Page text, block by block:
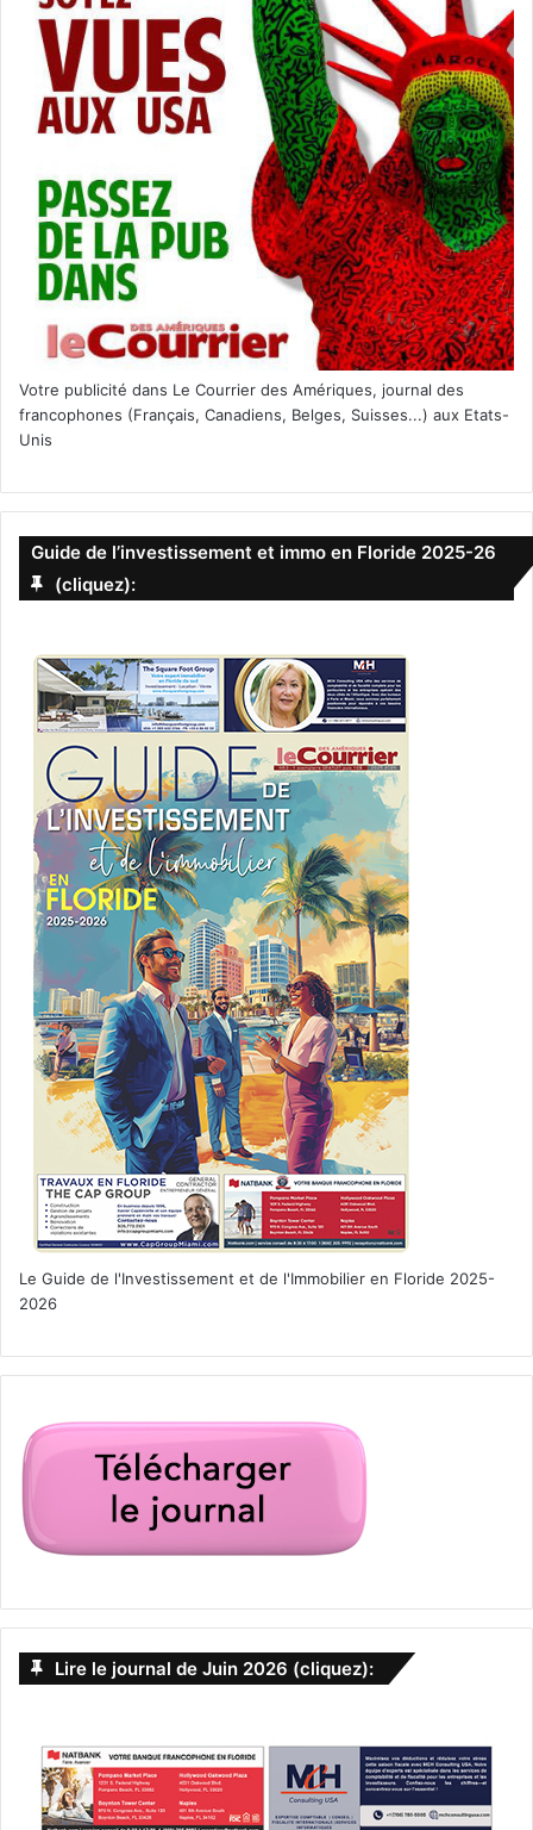
Votre publicité dans Le Courrier des Amériques, journal des
francophones (Français, Canadiens, Belges, Suisses...) aux Etats-
Unis
Guide de l’investissement et immo en Floride 2025-26
(cliquez):
Le Guide de l'Investissement et de l'Immobilier en Floride 2025-
2026
Lire le journal de Juin 2026 (cliquez):